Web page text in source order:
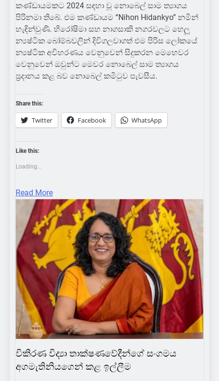
කණ්ඩායමකට 2024 සඳහා වූ නොබෙල් සාම ත්‍යාගය
පිරිනමා තිබේ. එම කණ්ඩායම “Nihon Hidankyo” නමින්
හැඳින්වුණි. හිරෝෂිමා සහ නාගසාකි නගරවලට හෙලූ
න්‍යෂ්ටික බෝම්බවලින් දිවිගලවාගත් එම පිරිස ලෝකයේ
න්‍යෂ්ටික අවිහරණය වෙනුවෙන් සිදුකරන මෙහෙවර
වෙනුවෙන් ඔවුන්ට මෙවර නොබෙල් සාම ත්‍යාගය
ප්‍රදානය කළ බව නොබෙල් කමිටුව පැවසීය.
Share this:
Twitter Facebook WhatsApp
Like this:
Loading...
Read More
COLOMBOBUZZ FEATURENEWS HOT NEWS
LOCAL
POLITICS
SCIENCE
විකිරණ විද්‍යා තාක්ෂණවේදීන්ගේ සංගමය
අගමැතිනියගෙන් කළ ඉල්ලීම